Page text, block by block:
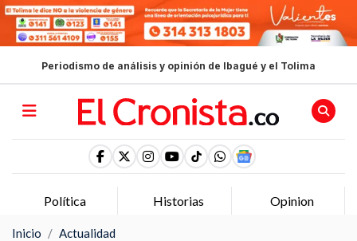
Periodismo de análisis y opinión de Ibagué y el Tolima
Política Historias Opinion
Inicio
Actualidad